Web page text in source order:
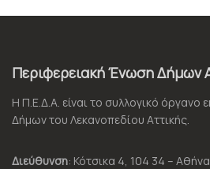
Περιφερειακή Ένωση Δήμων
Η Π.Ε.Δ.Α. είναι το συλλογικό
Δήμων του Λεκανοπεδίου Αττικής.
Διεύθυνση: Κότσικα 4, 104 34 – Αθήνα